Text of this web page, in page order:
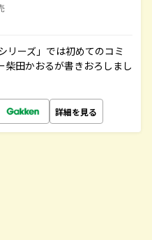
リーズ」では初めてのコミ
柴田かおるが書きおろしまし
詳細を見る